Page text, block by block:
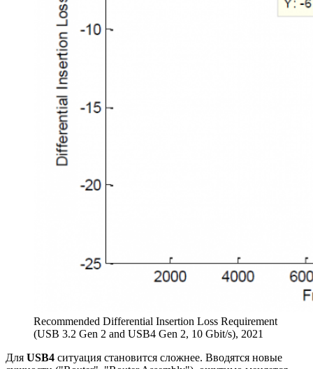
Recommended Differential Insertion Loss Requirement
(USB 3.2 Gen 2 and USB4 Gen 2, 10 Gbit/s), 2021
Для USB4 ситуация становится сложнее. Вводятся новые